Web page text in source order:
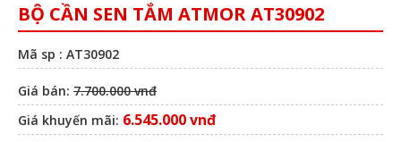
BỘ CẦN SEN TẮM ATMOR AT30902
Mã sp : AT30902
Giá bán: 7.700.000 vnđ
Giá khuyến mãi: 6.545.000 vnđ